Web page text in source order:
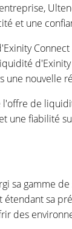
et une
une
de
une fiabilité
sa gamme
sa
des